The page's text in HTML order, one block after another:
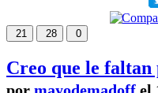
21 28 0
Creo que le
por mayodemadoff el